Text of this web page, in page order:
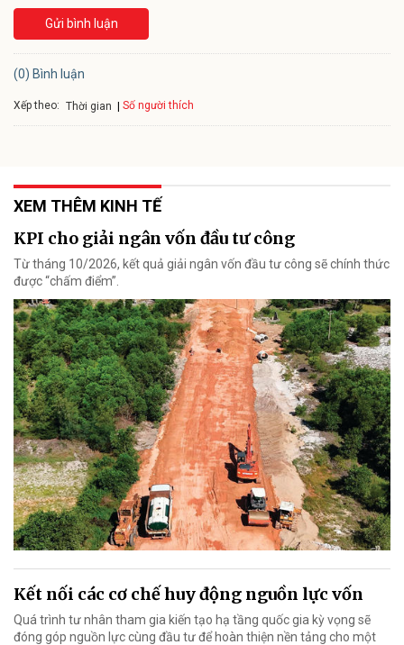
Gửi bình luận
(0) Bình luận
Xếp theo: Thời gian Số người thích
XEM THÊM KINH TẾ
KPI cho giải ngân vốn đầu tư công
Từ tháng 10/2026, kết quả giải ngân vốn đầu tư công sẽ chính thức
được “chấm điểm”.
Kết nối các cơ chế huy động nguồn lực vốn
Quá trình tư nhân tham gia kiến tạo hạ tầng quốc gia kỳ vọng sẽ
đóng góp nguồn lực cùng đầu tư để hoàn thiện nền tảng cho một